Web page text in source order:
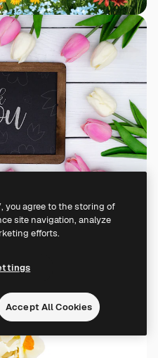
you agree to the storing of
site navigation, analyze
efforts.
Accept All Cookies